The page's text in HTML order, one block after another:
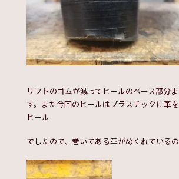
リフトのゴムが減ってヒールのベース部分
す。また今回のヒールはプラスチックに革
ヒール
でしたので、巻いてある革がめくれているの